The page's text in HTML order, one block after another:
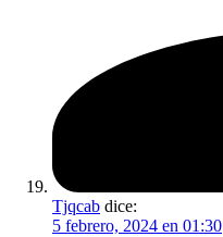
Tjqcab dice:
5 febrero, 2024 en 01:30